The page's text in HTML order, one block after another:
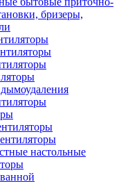
бризеры,
настольные